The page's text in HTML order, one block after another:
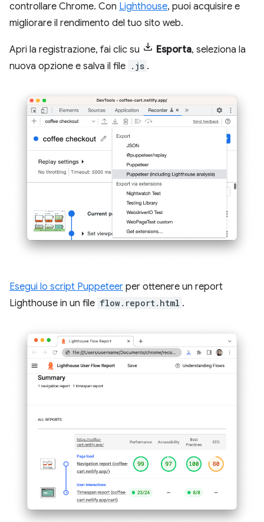
controllare Chrome. Con Lighthouse, puoi acquisire e
migliorare il rendimento del tuo sito web.
Apri la registrazione, fai clic su Esporta, seleziona la
nuova opzione e salva il file .js .
Esegui lo script Puppeteer per ottenere un report
Lighthouse in un file flow.report.html .